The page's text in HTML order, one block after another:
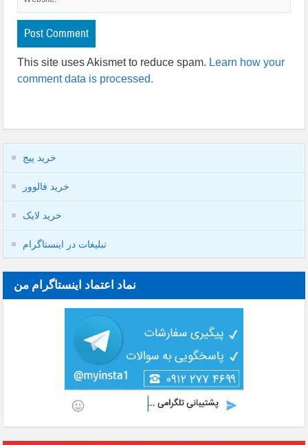
This site uses Akismet to reduce spam. Learn how your
comment data is processed.
خرید پیج
خرید فالوور
خرید لایک
تبلیغات در اینستاگرام
نماد اعتماد اینستاگرام من